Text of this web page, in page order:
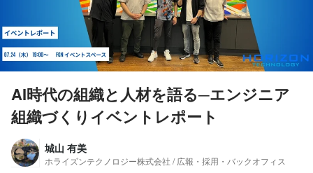
AI時代の組織と人材を語る─エンジニア
組織づくりイベントレポート
城山 有美
ホライズンテクノロジー株式会社 / 広報・採用・バックオフィス